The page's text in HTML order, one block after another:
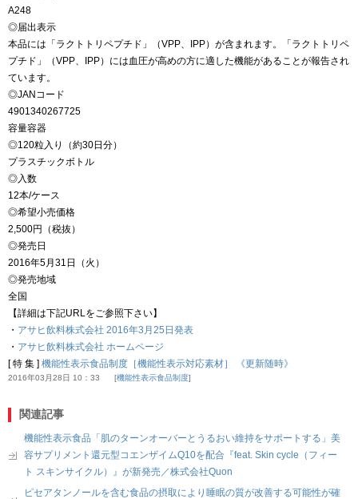
A248
◎届出表示
本品には「ラクトトリペプチド」（VPP、IPP）が含まれます。「ラクトトリペ
プチド」（VPP、IPP）には血圧が高めの方に適した機能があることが報告され
ています。
◎JANコード
4901340267725
容量容器
◎120粒入り（約30日分）
プラスチックボトル
◎入数
12本/ケース
◎希望小売価格
2,500円（税抜）
◎発売日
2016年5月31日（火）
◎発売地域
全国
【詳細は下記URLをご参照下さい】
・ アサヒ飲料株式会社 2016年3月25日発表
・ アサヒ飲料株式会社 ホームページ
[ 特 集 ] 機能性表示食品制度［機能性表示対応素材］ 《更新随時》
2016年03月28日 10：33 機能性表示食品制度
関連記事
機能性表示食品「肌のターンオーバーとうるおい維持をサポートする」美
容サプリメント還元型コエンザイムQ10を配合『feat. Skin cycle（フィー
ト スキンサイクル）』が新発売／株式会社Quon
ピセアタンノールを含む食品の摂取により睡眠の質が改善する可能性が確